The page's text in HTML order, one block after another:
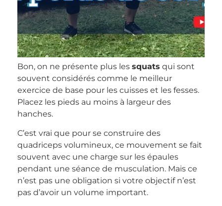
Bon, on ne présente plus les squats qui sont
souvent considérés comme le meilleur
exercice de base pour les cuisses et les fesses.
Placez les pieds au moins à largeur des
hanches.
C’est vrai que pour se construire des
quadriceps volumineux, ce mouvement se fait
souvent avec une charge sur les épaules
pendant une séance de musculation. Mais ce
n’est pas une obligation si votre objectif n’est
pas d’avoir un volume important.